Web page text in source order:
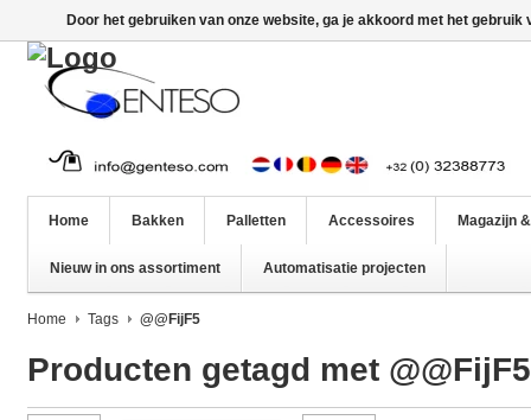
Home Bakken Palletten Accessoires Magazijn
Nieuw in ons assortiment Automatisatie projecten
Home Tags @@FijF5
Producten getagd met @@FijF5
Door het gebruiken van onze website, ga je akkoord met het